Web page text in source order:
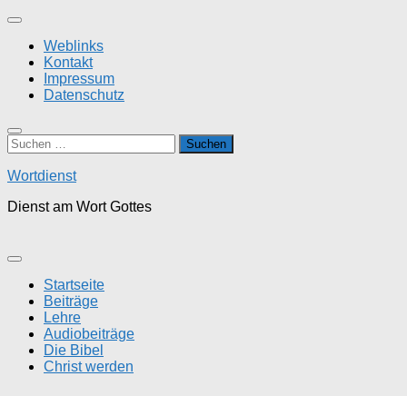
Zum
springenWeblinks
Kontakt
Impressum
Datenschutz
Suchen
nach:
Wortdienst
Dienst am Wort Gottes
Startseite
Beiträge
Lehre
Audiobeiträge
Die Bibel
Christ werden